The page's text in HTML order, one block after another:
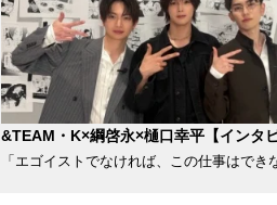
&TEAM・K×綱啓永×樋口幸平【インタビ
「エゴイストでなければ、この仕事はでき